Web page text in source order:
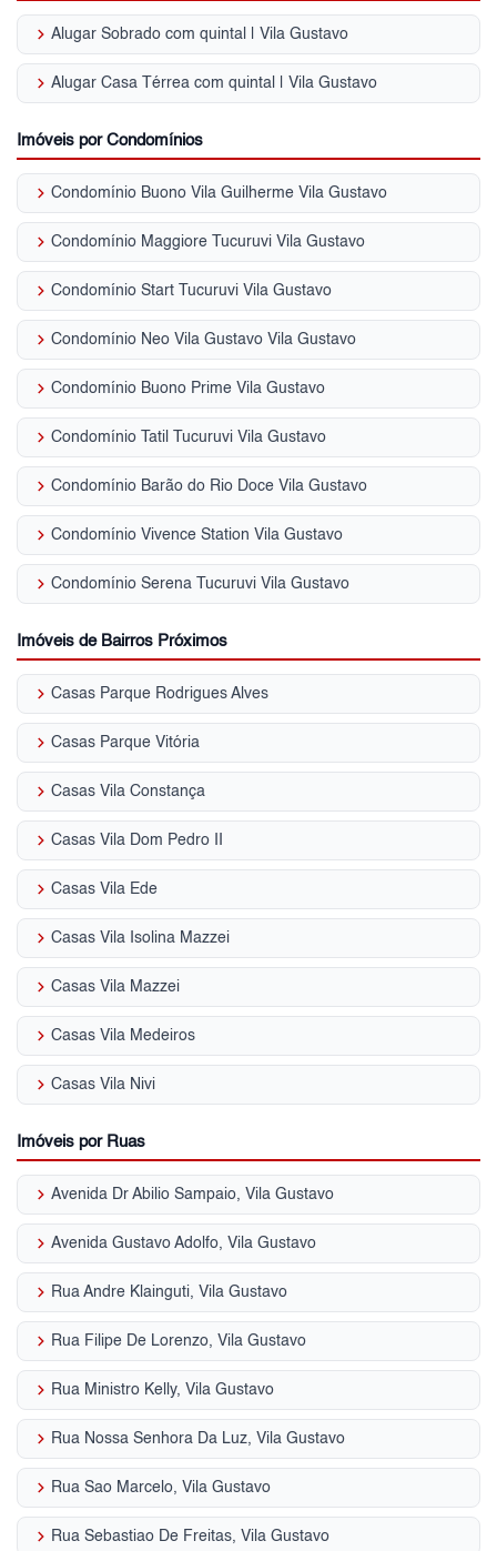
keyboard_arrow_right Alugar Sobrado com quintal | Vila Gustavo
keyboard_arrow_right Alugar Casa Térrea com quintal | Vila Gustavo
Imóveis por Condomínios
keyboard_arrow_right Condomínio Buono Vila Guilherme Vila Gustavo
keyboard_arrow_right Condomínio Maggiore Tucuruvi Vila Gustavo
keyboard_arrow_right Condomínio Start Tucuruvi Vila Gustavo
keyboard_arrow_right Condomínio Neo Vila Gustavo Vila Gustavo
keyboard_arrow_right Condomínio Buono Prime Vila Gustavo
keyboard_arrow_right Condomínio Tatil Tucuruvi Vila Gustavo
keyboard_arrow_right Condomínio Barão do Rio Doce Vila Gustavo
keyboard_arrow_right Condomínio Vivence Station Vila Gustavo
keyboard_arrow_right Condomínio Serena Tucuruvi Vila Gustavo
Imóveis de Bairros Próximos
keyboard_arrow_right Casas Parque Rodrigues Alves
keyboard_arrow_right Casas Parque Vitória
keyboard_arrow_right Casas Vila Constança
keyboard_arrow_right Casas Vila Dom Pedro II
keyboard_arrow_right Casas Vila Ede
keyboard_arrow_right Casas Vila Isolina Mazzei
keyboard_arrow_right Casas Vila Mazzei
keyboard_arrow_right Casas Vila Medeiros
keyboard_arrow_right Casas Vila Nivi
Imóveis por Ruas
keyboard_arrow_right Avenida Dr Abilio Sampaio, Vila Gustavo
keyboard_arrow_right Avenida Gustavo Adolfo, Vila Gustavo
keyboard_arrow_right Rua Andre Klainguti, Vila Gustavo
keyboard_arrow_right Rua Filipe De Lorenzo, Vila Gustavo
keyboard_arrow_right Rua Ministro Kelly, Vila Gustavo
keyboard_arrow_right Rua Nossa Senhora Da Luz, Vila Gustavo
keyboard_arrow_right Rua Sao Marcelo, Vila Gustavo
keyboard_arrow_right Rua Sebastiao De Freitas, Vila Gustavo